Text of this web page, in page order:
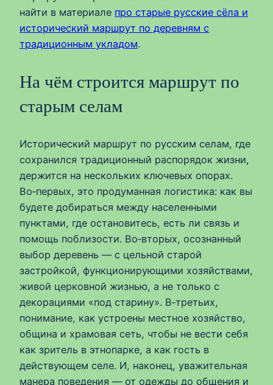
найти в материале про старые русские сёла и
исторический маршрут по деревням с
традиционным укладом.
На чём строится маршрут по
старым селам
Исторический маршрут по русским селам, где
сохранился традиционный распорядок жизни,
держится на нескольких ключевых опорах.
Во‑первых, это продуманная логистика: как вы
будете добираться между населенными
пунктами, где остановитесь, есть ли связь и
помощь поблизости. Во‑вторых, осознанный
выбор деревень — с цельной старой
застройкой, функционирующими хозяйствами,
живой церковной жизнью, а не только с
декорациями «под старину». В‑третьих,
понимание, как устроены местное хозяйство,
община и храмовая сеть, чтобы не вести себя
как зритель в этнопарке, а как гость в
действующем селе. И, наконец, уважительная
манера поведения — от одежды до общения и